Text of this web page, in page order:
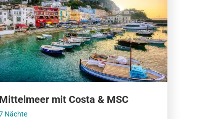
Mittelmeer mit Costa & MSC